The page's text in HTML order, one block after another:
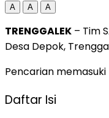
A A A
TRENGGALEK – Tim
Desa Depok,
Pencarian
Daftar Isi